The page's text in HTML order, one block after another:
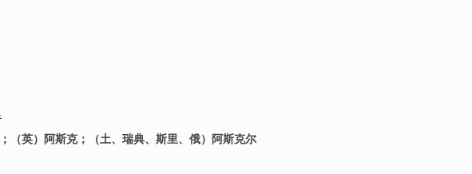
（英）阿斯克；（土、瑞典、斯里、俄）阿斯克尔